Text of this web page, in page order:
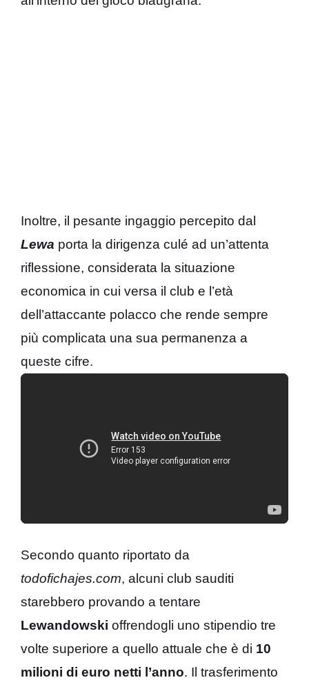
Inoltre, il pesante ingaggio percepito dal
Lewa porta la dirigenza culé ad un’attenta
riflessione, considerata la situazione
economica in cui versa il club e l’età
dell’attaccante polacco che rende sempre
più complicata una sua permanenza a
queste cifre.
Secondo quanto riportato da
todofichajes.com, alcuni club sauditi
starebbero provando a tentare
Lewandowski offrendogli uno stipendio tre
volte superiore a quello attuale che è di 10
milioni di euro netti l’anno. Il trasferimento